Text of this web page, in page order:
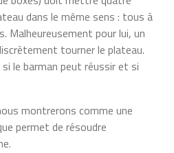
dans le même sens : tous à
Malheureusement pour lui, un
tourner le plateau.
le barman peut réussir et si
montrerons comme une
permet de résoudre